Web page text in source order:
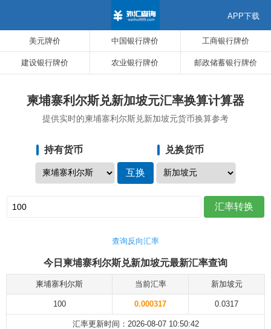
美元牌价 中国银行牌价 工商银行牌价
建设银行牌价 农业银行牌价 邮政储蓄银行牌价
APP下载
柬埔寨利尔斯兑新加坡元汇率换算计算器
提供实时的柬埔寨利尔斯兑新加坡元货币换算参考
持有货币 兑换货币
查询反向汇率
今日柬埔寨利尔斯兑新加坡元最新汇率查询
柬埔寨利尔斯 当前汇率 新加坡元
100 0.000317 0.0317
汇率更新时间：2026-08-07 10:50:42